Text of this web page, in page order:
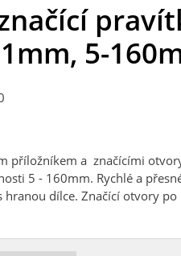
5-
příložníkem a značícími
5 - 160mm. Rychlé a
dílce. Značící otvory